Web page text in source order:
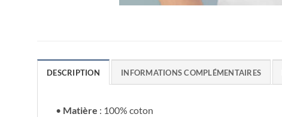
DESCRIPTION INFORMATIONS COMPLÉMENTAIRES
• Matière : 100% coton